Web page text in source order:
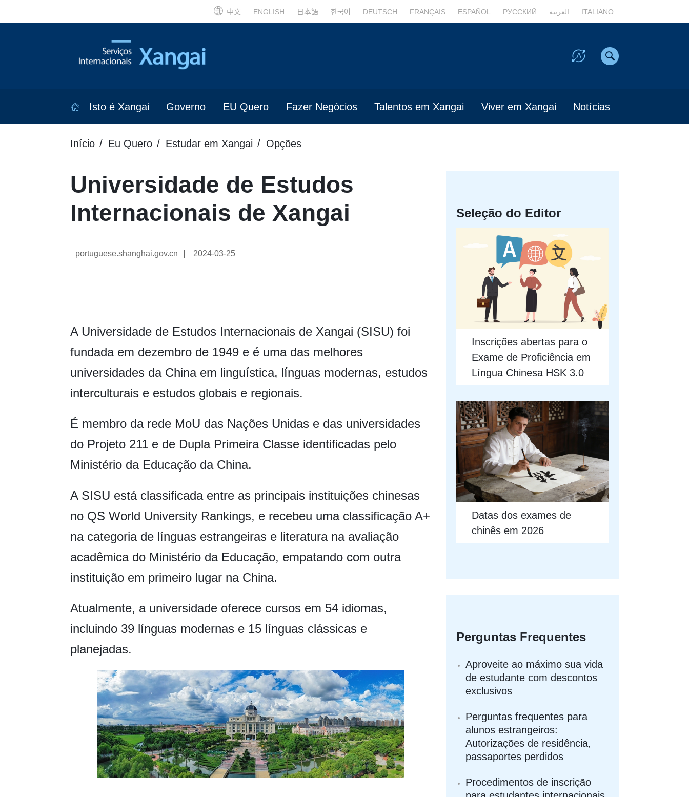
中文 ENGLISH 日本語 한국어 DEUTSCH FRANÇAIS ESPAÑOL РУССКИЙ العربية ITALIANO
Isto é Xangai Governo EU Quero Fazer Negócios Talentos em Xangai Viver em Xangai Notícias
Início Eu Quero Estudar em Xangai Opções
Universidade de Estudos
Internacionais de Xangai
portuguese.shanghai.gov.cn 2024-03-25
A Universidade de Estudos Internacionais de Xangai (SISU) foi
fundada em dezembro de 1949 e é uma das melhores
universidades da China em linguística, línguas modernas, estudos
interculturais e estudos globais e regionais.
É membro da rede MoU das Nações Unidas e das universidades
do Projeto 211 e de Dupla Primeira Classe identificadas pelo
Ministério da Educação da China.
A SISU está classificada entre as principais instituições chinesas
no QS World University Rankings, e recebeu uma classificação A+
na categoria de línguas estrangeiras e literatura na avaliação
acadêmica do Ministério da Educação, empatando com outra
instituição em primeiro lugar na China.
Atualmente, a universidade oferece cursos em 54 idiomas,
incluindo 39 línguas modernas e 15 línguas clássicas e
planejadas.
Seleção do Editor
Inscrições abertas para o
Exame de Proficiência em
Língua Chinesa HSK 3.0
Datas dos exames de
chinês em 2026
Perguntas Frequentes
Aproveite ao máximo sua vida
de estudante com descontos
exclusivos
Perguntas frequentes para
alunos estrangeiros:
Autorizações de residência,
passaportes perdidos
Procedimentos de inscrição